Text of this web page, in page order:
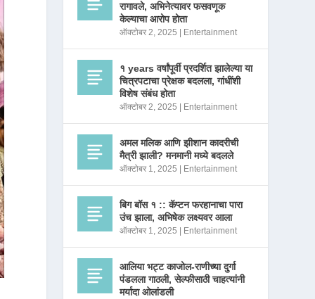
रागावले, अभिनेत्यावर फसवणूक
केल्याचा आरोप होता
ऑक्टोबर 2, 2025 Entertainment
१ years वर्षांपूर्वी प्रदर्शित झालेल्या या
चित्रपटाचा प्रेक्षक बदलला, गांधींशी
विशेष संबंध होता
ऑक्टोबर 2, 2025 Entertainment
अमल मलिक आणि झीशान कादरीची
मैत्री झाली? मनमानी मध्ये बदलले
ऑक्टोबर 1, 2025 Entertainment
बिग बॉस १ :: कॅप्टन फरहानाचा पारा
उंच झाला, अभिषेक लक्ष्यवर आला
ऑक्टोबर 1, 2025 Entertainment
आलिया भट्ट काजोल-राणीच्या दुर्गा
पंडलला गाठली, सेल्फीसाठी चाहत्यांनी
मर्यादा ओलांडली